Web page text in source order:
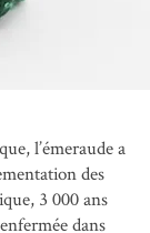
l’émeraude a
des
3 000 ans
dans